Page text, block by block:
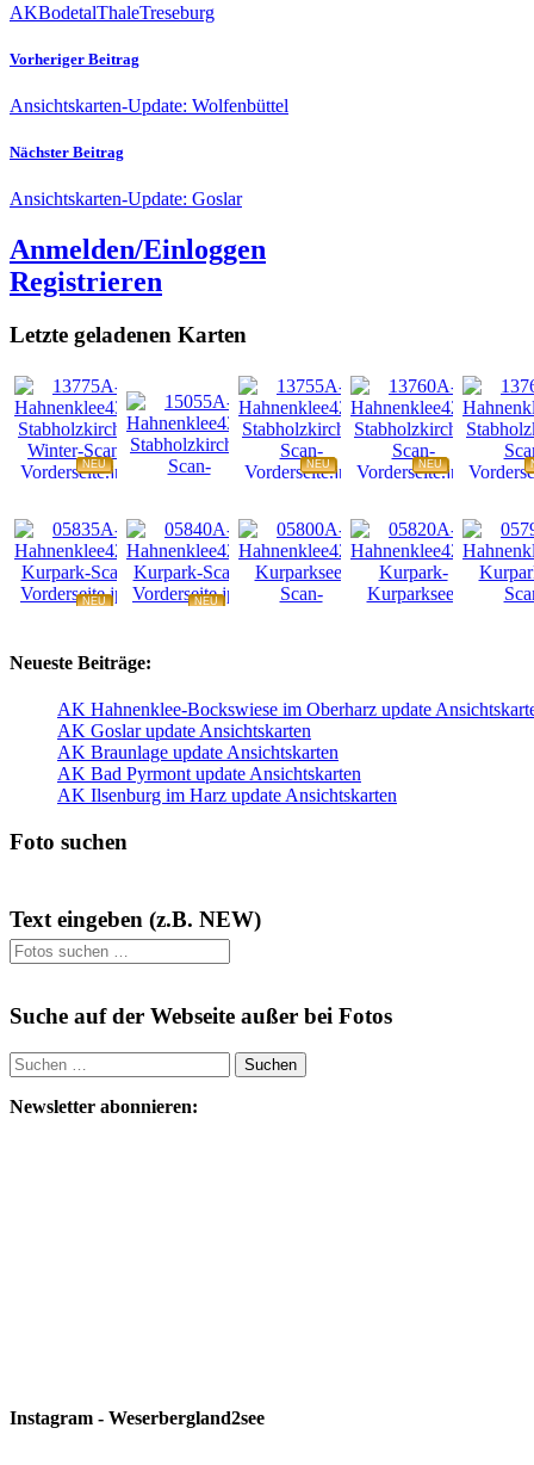
AKBodetalThaleTreseburg
Vorheriger Beitrag
Ansichtskarten-Update: Wolfenbüttel
Nächster Beitrag
Ansichtskarten-Update: Goslar
Anmelden/Einloggen
Registrieren
Letzte geladenen Karten
NEU NEU NEU
NEU
NEU
Neueste Beiträge:
AK Hahnenklee-Bockswiese im Oberharz update
AK Goslar update Ansichtskarten
AK Braunlage update Ansichtskarten
AK Bad Pyrmont update Ansichtskarten
AK Ilsenburg im Harz update Ansichtskarten
Foto suchen
Text eingeben (z.B. NEW)
Suche auf der Webseite außer bei Fotos
Suchen
nach:
Newsletter abonnieren:
Instagram - Weserbergland2see